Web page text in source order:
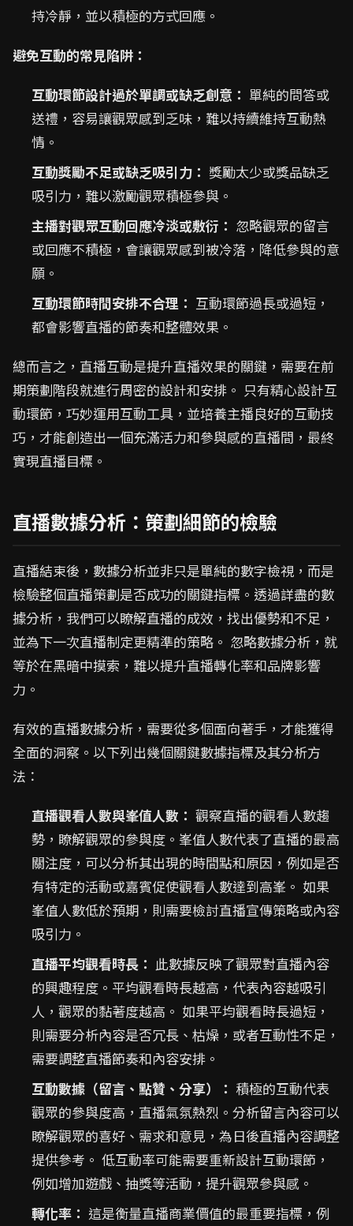
持冷靜，並以積極的方式回應。
避免互動的常見陷阱：
互動環節設計過於單調或缺乏創意： 單純的問答或
送禮，容易讓觀眾感到乏味，難以持續維持互動熱
情。
互動獎勵不足或缺乏吸引力： 獎勵太少或獎品缺乏
吸引力，難以激勵觀眾積極參與。
主播對觀眾互動回應冷淡或敷衍： 忽略觀眾的留言
或回應不積極，會讓觀眾感到被冷落，降低參與的意
願。
互動環節時間安排不合理： 互動環節過長或過短，
都會影響直播的節奏和整體效果。
總而言之，直播互動是提升直播效果的關鍵，需要在前
期策劃階段就進行周密的設計和安排。 只有精心設計互
動環節，巧妙運用互動工具，並培養主播良好的互動技
巧，才能創造出一個充滿活力和參與感的直播間，最終
實現直播目標。
直播數據分析：策劃細節的檢驗
直播結束後，數據分析並非只是單純的數字檢視，而是
檢驗整個直播策劃是否成功的關鍵指標。透過詳盡的數
據分析，我們可以瞭解直播的成效，找出優勢和不足，
並為下一次直播制定更精準的策略。 忽略數據分析，就
等於在黑暗中摸索，難以提升直播轉化率和品牌影響
力。
有效的直播數據分析，需要從多個面向著手，才能獲得
全面的洞察。以下列出幾個關鍵數據指標及其分析方
法：
直播觀看人數與峯值人數： 觀察直播的觀看人數趨
勢，瞭解觀眾的參與度。峯值人數代表了直播的最高
關注度，可以分析其出現的時間點和原因，例如是否
有特定的活動或嘉賓促使觀看人數達到高峯。 如果
峯值人數低於預期，則需要檢討直播宣傳策略或內容
吸引力。
直播平均觀看時長： 此數據反映了觀眾對直播內容
的興趣程度。平均觀看時長越高，代表內容越吸引
人，觀眾的黏著度越高。 如果平均觀看時長過短，
則需要分析內容是否冗長、枯燥，或者互動性不足，
需要調整直播節奏和內容安排。
互動數據（留言、點贊、分享）： 積極的互動代表
觀眾的參與度高，直播氣氛熱烈。分析留言內容可以
瞭解觀眾的喜好、需求和意見，為日後直播內容調整
提供參考。 低互動率可能需要重新設計互動環節，
例如增加遊戲、抽獎等活動，提升觀眾參與感。
轉化率： 這是衡量直播商業價值的最重要指標，例